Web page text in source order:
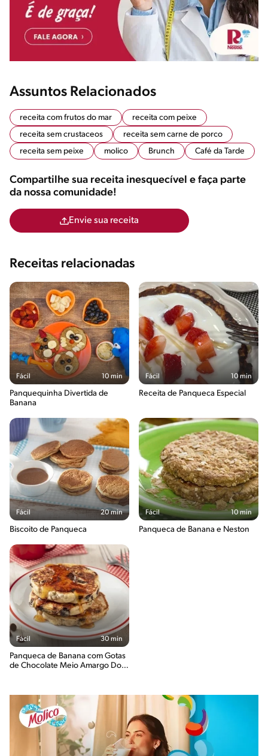
Assuntos Relacionados
receita com frutos do mar
receita com peixe
receita sem crustaceos
receita sem carne de porco
receita sem peixe
molico Brunch Café da Tarde
Compartilhe sua receita inesquecível e faça parte
da nossa comunidade!
Envie sua receita
Receitas relacionadas
Fácil 10 min
Panquequinha Divertida de
Banana
Fácil 10 min
Receita de Panqueca Especial
Fácil 20 min
Biscoito de Panqueca
Fácil 10 min
Panqueca de Banana e Neston
Fácil 30 min
Panqueca de Banana com Gotas
de Chocolate Meio Amargo Dois